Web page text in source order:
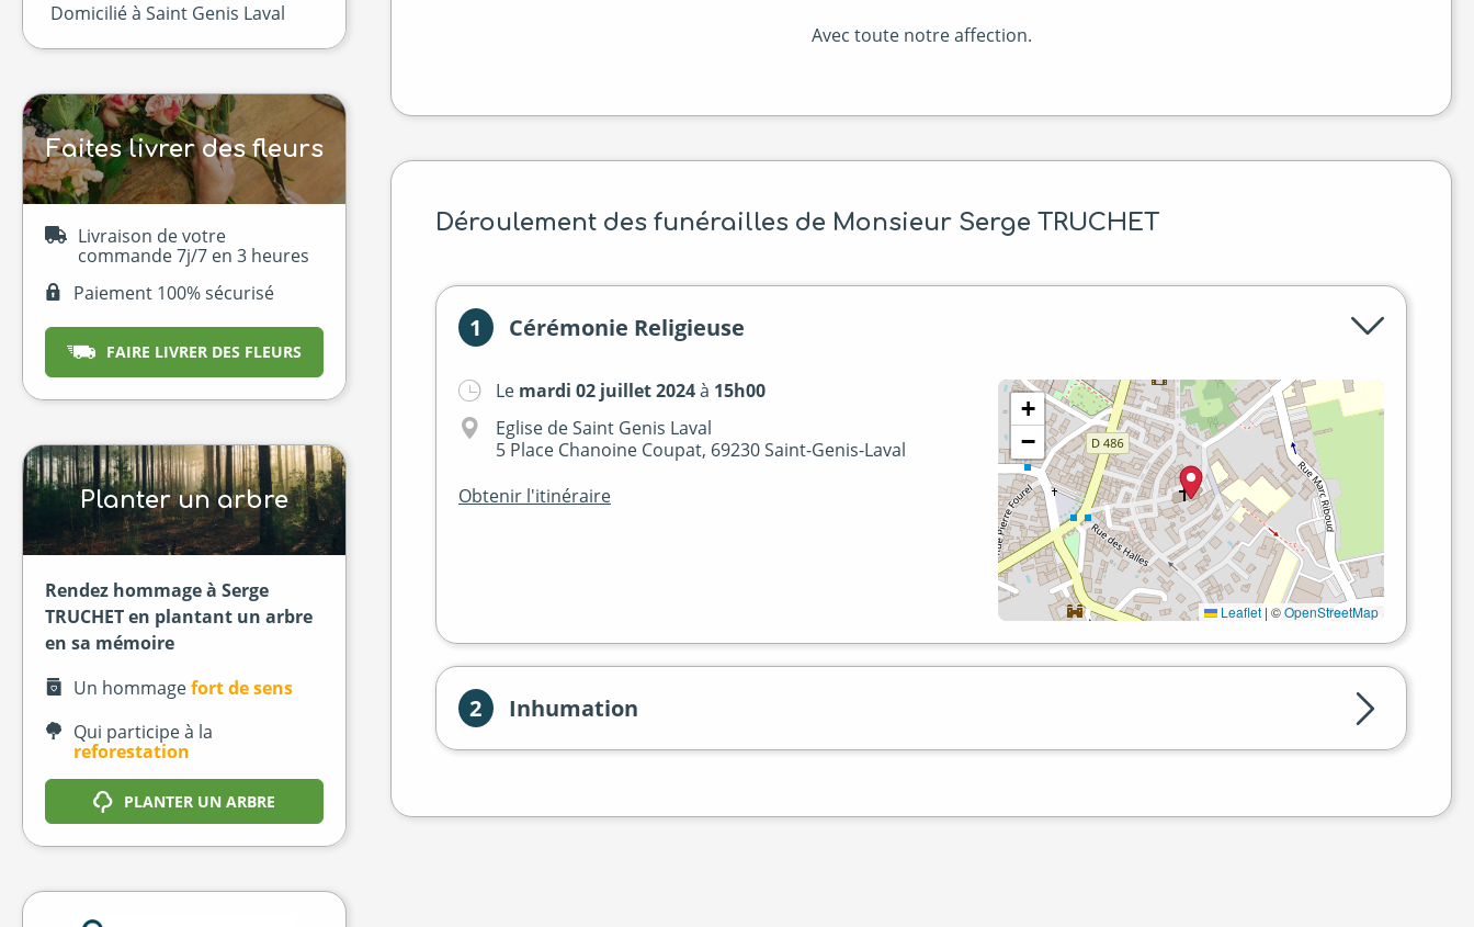
Domicilié à Saint Genis Laval
Faites livrer des fleurs
Livraison de votre
commande 7j/7 en 3 heures
Paiement 100% sécurisé
FAIRE LIVRER DES FLEURS
Planter un arbre
Rendez hommage à Serge
TRUCHET en plantant un arbre
en sa mémoire
Un hommagefort de sens
Qui participe à la
reforestation
PLANTER UN ARBRE
Avec toute notre affection.
Déroulement des funérailles de Monsieur Serge TRUCHET
1 Cérémonie Religieuse
Le mardi 02 juillet 2024à 15h00
Eglise de Saint Genis Laval
5 Place Chanoine Coupat, 69230 Saint-Genis-Laval
Obtenir l'itinéraire
+
−
Leaflet | ©OpenStreetMap
2 Inhumation